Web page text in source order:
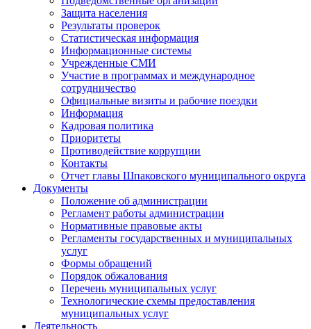
Защита населения
Результаты проверок
Статистическая информация
Информационные системы
Учрежденные СМИ
Участие в программах и международное
сотрудничество
Официальные визиты и рабочие поездки
Информация
Кадровая политика
Приоритеты
Противодействие коррупции
Контакты
Отчет главы Шпаковского муниципального округа
Документы
Положение об администрации
Регламент работы администрации
Нормативные правовые акты
Регламенты государственных и муниципальных
услуг
Формы обращений
Порядок обжалования
Перечень муниципальных услуг
Технологические схемы предоставления
муниципальных услуг
Деятельность